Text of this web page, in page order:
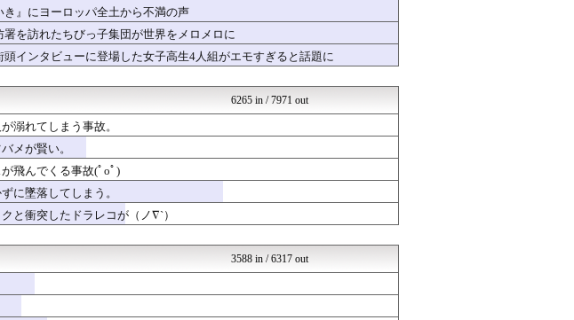
「行かなくていいよ」っ...
民「口封じに◯◯した...
オレ的ゲーム速報＠刃
からないんだけど...
かぞくちゃんねる
評価は？対戦環境を語る...
ポケチャン攻略まとめ速報｜...
ああ言えばForYou
登山ちゃんねる
事故。
若いお母さんが相づち...
ほんわかMkⅡ
たのに、既に200台も...
規格外すぎるwww...
【虹ヶ咲】
ラブライブ！まとめブログ ...
ゆるゲーマー遅報
阪神タイガースちゃんねる
やる夫まとめくす
競馬まとめのまとめ
「極めて強い不満、苦情...
』にヨーロッパ全土から不満の声
を訪れたちびっ子集団が世界をメロメロに
インタビューに登場した女子高生4人組がエモすぎると話題に
6265 in / 7971 out
溺れてしまう事故。
メが賢い。
飛んでくる事故(ﾟoﾟ)
に墜落してしまう。
と衝突したドラレコが（ノ∇`）
3588 in / 6317 out